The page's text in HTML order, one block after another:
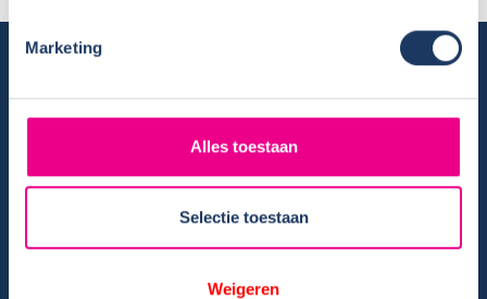
Marketing
Alles toestaan
Selectie toestaan
Weigeren
Overzicht huurcampers
Nieuwsbrief verhuur
Algemene voorwaarden verhuur
Verhuurinformatie
Ervaringen van huurders